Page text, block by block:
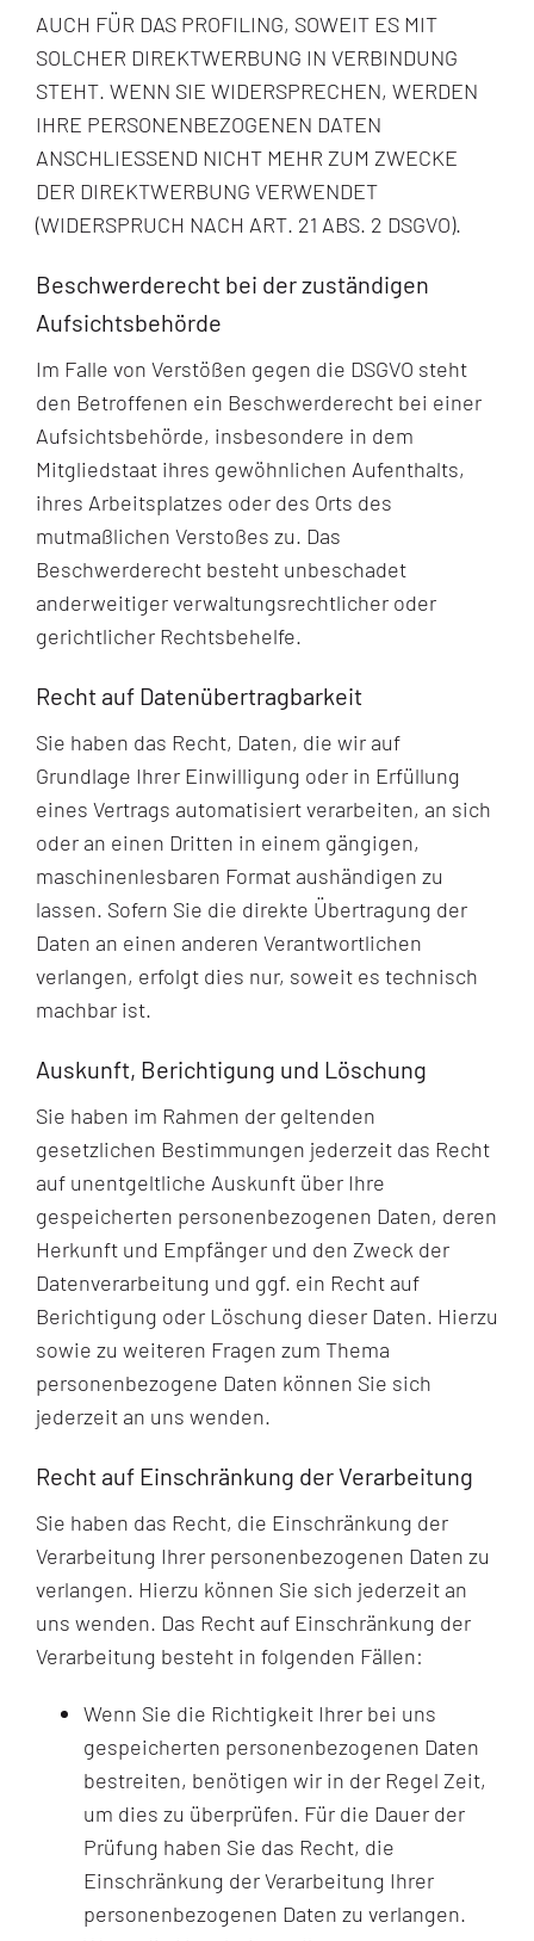
AUCH FÜR DAS PROFILING, SOWEIT ES MIT
SOLCHER DIREKTWERBUNG IN VERBINDUNG
STEHT. WENN SIE WIDERSPRECHEN, WERDEN
IHRE PERSONENBEZOGENEN DATEN
ANSCHLIESSEND NICHT MEHR ZUM ZWECKE
DER DIREKTWERBUNG VERWENDET
(WIDERSPRUCH NACH ART. 21 ABS. 2 DSGVO).
Beschwerde­recht bei der zuständigen
Aufsichts­behörde
Im Falle von Verstößen gegen die DSGVO steht
den Betroffenen ein Beschwerderecht bei einer
Aufsichtsbehörde, insbesondere in dem
Mitgliedstaat ihres gewöhnlichen Aufenthalts,
ihres Arbeitsplatzes oder des Orts des
mutmaßlichen Verstoßes zu. Das
Beschwerderecht besteht unbeschadet
anderweitiger verwaltungsrechtlicher oder
gerichtlicher Rechtsbehelfe.
Recht auf Daten­übertrag­barkeit
Sie haben das Recht, Daten, die wir auf
Grundlage Ihrer Einwilligung oder in Erfüllung
eines Vertrags automatisiert verarbeiten, an sich
oder an einen Dritten in einem gängigen,
maschinenlesbaren Format aushändigen zu
lassen. Sofern Sie die direkte Übertragung der
Daten an einen anderen Verantwortlichen
verlangen, erfolgt dies nur, soweit es technisch
machbar ist.
Auskunft, Berichtigung und Löschung
Sie haben im Rahmen der geltenden
gesetzlichen Bestimmungen jederzeit das Recht
auf unentgeltliche Auskunft über Ihre
gespeicherten personenbezogenen Daten, deren
Herkunft und Empfänger und den Zweck der
Datenverarbeitung und ggf. ein Recht auf
Berichtigung oder Löschung dieser Daten. Hierzu
sowie zu weiteren Fragen zum Thema
personenbezogene Daten können Sie sich
jederzeit an uns wenden.
Recht auf Einschränkung der Verarbeitung
Sie haben das Recht, die Einschränkung der
Verarbeitung Ihrer personenbezogenen Daten zu
verlangen. Hierzu können Sie sich jederzeit an
uns wenden. Das Recht auf Einschränkung der
Verarbeitung besteht in folgenden Fällen:
Wenn Sie die Richtigkeit Ihrer bei uns
gespeicherten personenbezogenen Daten
bestreiten, benötigen wir in der Regel Zeit,
um dies zu überprüfen. Für die Dauer der
Prüfung haben Sie das Recht, die
Einschränkung der Verarbeitung Ihrer
personenbezogenen Daten zu verlangen.